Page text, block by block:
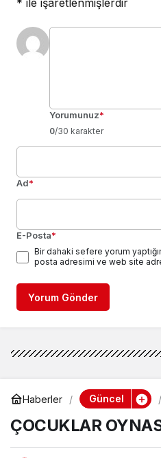
* ile işaretlenmişlerdir
Yorumunuz*
0/30 karakter
Ad*
E-Posta*
Bir dahaki sefere yorum
posta adresimi ve web site
Yorum Gönder
Haberler Güncel
ÇOCUKLAR